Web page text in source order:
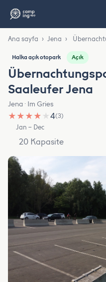
Ana sayfa › Jena ›
Halka açık otopark Açık
Saaleufer Jena
Jena · Im Gries
★ ★ ★ ★ ★4(3)
Jan – Dec
20 Kapasite